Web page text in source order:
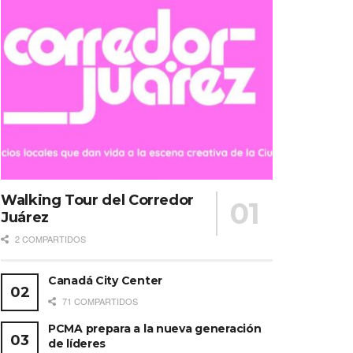
Walking Tour del Corredor
Juárez
2 COMPARTIDOS
Canadá City Center
71 COMPARTIDOS
PCMA prepara a la nueva generación
de líderes